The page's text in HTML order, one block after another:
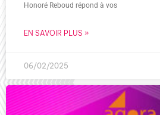
Honoré Reboud répond à vos
EN SAVOIR PLUS »
06/02/2025